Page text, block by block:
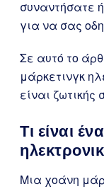
συναντήσατε
για να σας
Σε αυτό το
μάρκετινγκ
είναι
Τι είναι
Μια χοάνη